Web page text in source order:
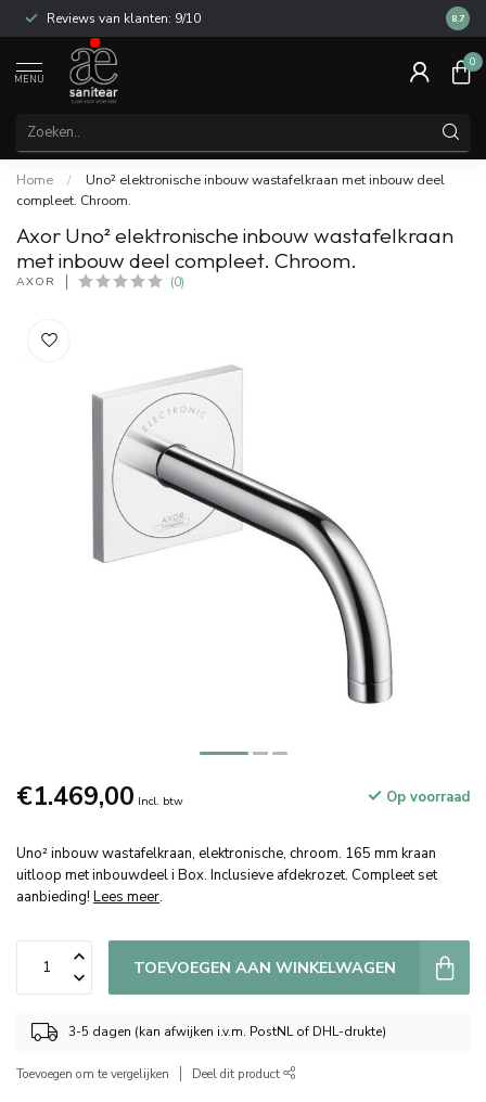
Reviews van klanten: 9/10 14
8.7
MENU
0
Home /
Uno² elektronische inbouw wastafelkraan met inbouw deel
compleet. Chroom.
Axor Uno² elektronische inbouw wastafelkraan
met inbouw deel compleet. Chroom.
AXOR (0)
€1.469,00 Incl. btw Op voorraad
Uno² inbouw wastafelkraan, elektronische, chroom. 165 mm kraan
uitloop met inbouwdeel i Box. Inclusieve afdekrozet. Compleet set
aanbieding! Lees meer.
TOEVOEGEN AAN WINKELWAGEN
3-5 dagen (kan afwijken i.v.m. PostNL of DHL-drukte)
Toevoegen om te vergelijken Deel dit product